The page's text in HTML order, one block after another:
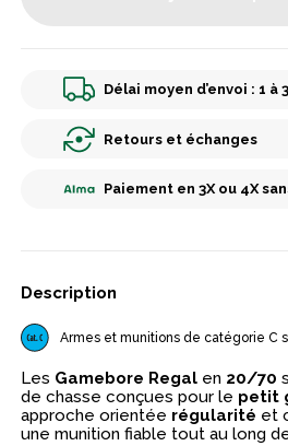
Délai moyen d’envoi : 1 à
Retours et échanges
Paiement en 3X ou 4X
Description
Armes et munitions de catégorie C
Les Gamebore Regal en 20/70
de chasse conçues pour le petit
approche orientée régularité et
une munition fiable tout au long